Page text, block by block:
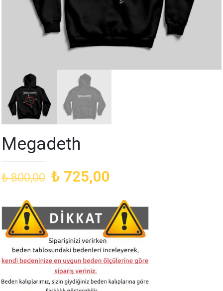
Megadeth
₺800,00 Orijinal
₺ 800,00.
₺ 725,00
fiyat:
₺ 725,00.